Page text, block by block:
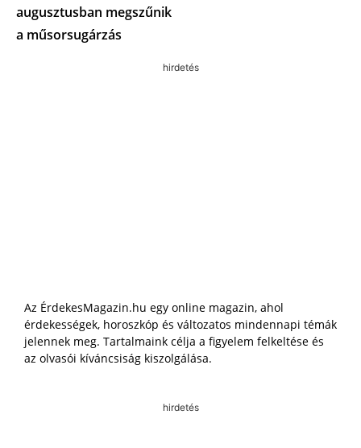
augusztusban megszűnik
a műsorsugárzás
hirdetés
Az ÉrdekesMagazin.hu egy online magazin, ahol
érdekességek, horoszkóp és változatos mindennapi témák
jelennek meg. Tartalmaink célja a figyelem felkeltése és
az olvasói kíváncsiság kiszolgálása.
hirdetés